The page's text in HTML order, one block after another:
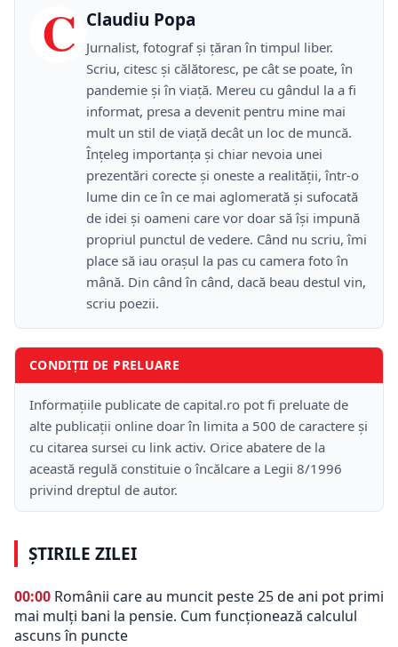
C Claudiu Popa
Jurnalist, fotograf și țăran în timpul liber.
Scriu, citesc și călătoresc, pe cât se poate, în
pandemie și în viață. Mereu cu gândul la a fi
informat, presa a devenit pentru mine mai
mult un stil de viață decât un loc de muncă.
Înțeleg importanța și chiar nevoia unei
prezentări corecte și oneste a realității, într-o
lume din ce în ce mai aglomerată și sufocată
de idei și oameni care vor doar să își impună
propriul punctul de vedere. Când nu scriu, îmi
place să iau orașul la pas cu camera foto în
mână. Din când în când, dacă beau destul vin,
scriu poezii.
CONDIȚII DE PRELUARE
Informațiile publicate de capital.ro pot fi preluate de
alte publicații online doar în limita a 500 de caractere și
cu citarea sursei cu link activ. Orice abatere de la
această regulă constituie o încălcare a Legii 8/1996
privind dreptul de autor.
ȘTIRILE ZILEI
00:00 Românii care au muncit peste 25 de ani pot primi
mai mulți bani la pensie. Cum funcționează calculul
ascuns în puncte